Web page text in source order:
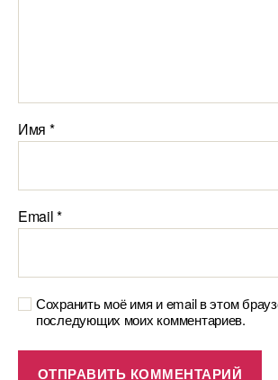
Имя *
Email*
Сохранить моё имя и email в этом
последующих моих комментариев.